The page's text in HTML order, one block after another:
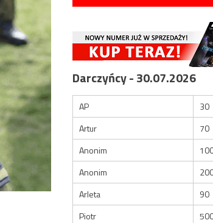
Darczyńcy - 30.07.2026
AP
30
Artur
70
Anonim
Anonim
Arleta
90
Piotr